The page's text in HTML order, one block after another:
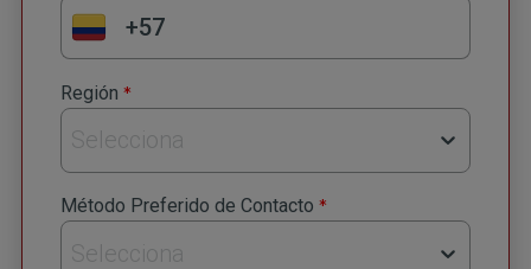
Región *
Selecciona
Método Preferido de Contacto *
Selecciona